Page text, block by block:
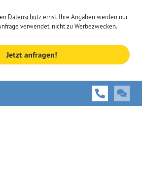
Datenschutzernst. Ihre Angaben werden nur
verwendet, nicht zu Werbezwecken.
Jetzt anfragen!